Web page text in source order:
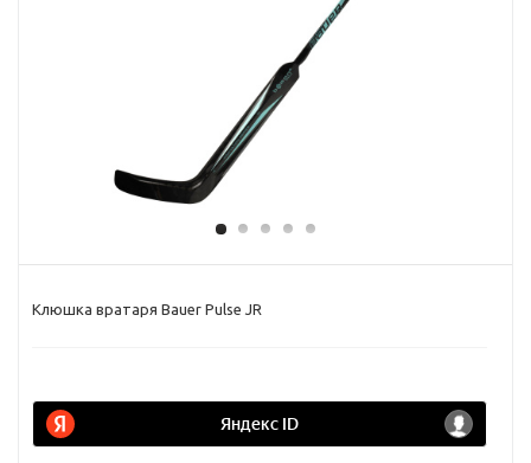
Клюшка вратаря Bauer Pulse JR